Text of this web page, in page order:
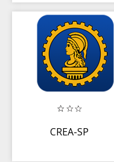
CREA-SP